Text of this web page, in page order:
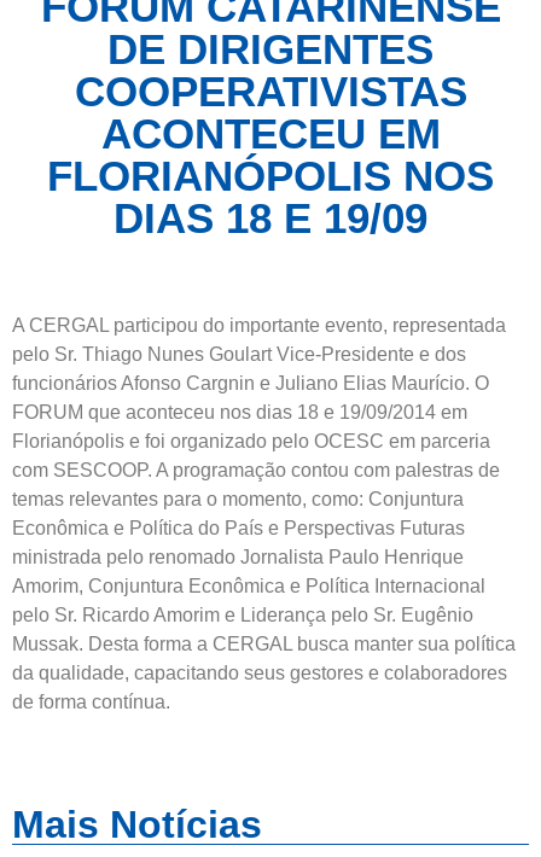
DE DIRIGENTES
COOPERATIVISTAS
ACONTECEU EM
FLORIANÓPOLIS NOS
DIAS 18 E 19/09
A CERGAL participou do importante evento, representada
pelo Sr. Thiago Nunes Goulart Vice-Presidente e dos
funcionários Afonso Cargnin e Juliano Elias Maurício. O
FORUM que aconteceu nos dias 18 e 19/09/2014 em
Florianópolis e foi organizado pelo OCESC em parceria
com SESCOOP. A programação contou com palestras de
temas relevantes para o momento, como: Conjuntura
Econômica e Política do País e Perspectivas Futuras
ministrada pelo renomado Jornalista Paulo Henrique
Amorim, Conjuntura Econômica e Política Internacional
pelo Sr. Ricardo Amorim e Liderança pelo Sr. Eugênio
Mussak. Desta forma a CERGAL busca manter sua política
da qualidade, capacitando seus gestores e colaboradores
de forma contínua.
Mais Notícias